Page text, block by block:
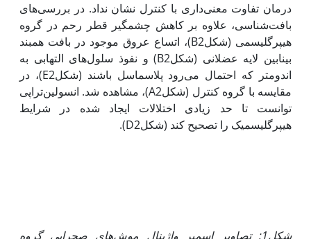
درمان تفاوت معنی‌داری با کنترل نشان نداد. در بررسی‌های
بافت‌شناسی، علاوه بر کاهش چشم‎گیر قطر رحم در گروه
هیپرگلیسمی (شکلB2)، اتساع عروق موجود در بافت همبند
بینابین لایه عضلانی (شکلB2) و نفوذ سلول‌های التهابی به
اندومتر که احتمال می‌رود پلاسماسل باشند (شکلE2)، در
مقایسه با گروه کنترل (شکلA2)، مشاهده شد. انسولین‌تراپی
توانست تا حد زیادی اختلالات ایجاد شده در شرایط
هیپرگلیسمیک را تصحیح کند (شکلD2).
شکل1: تصاویر اسمیر واژینال موش‌های صحرایی گروه